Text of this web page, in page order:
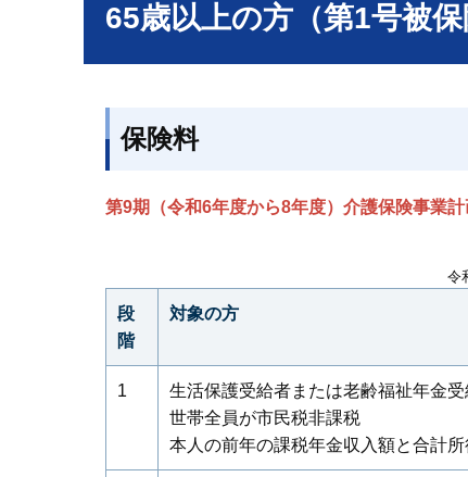
65歳以上の方（第1号被
保険料
第9期（令和6年度から8年度）介護保険事業
令
段
階
対象の方
1
生活保護受給者または老齢福祉年金
世帯全員が市民税非課税
本人の前年の課税年金収入額と合計